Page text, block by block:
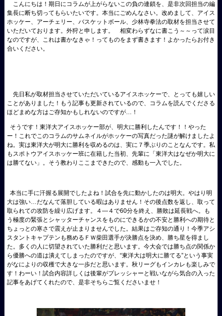
こんにちは！期日にコラムが上がらないこの負の連鎖を、是非次回担当の編
集長に断ち切ってもらいたいです。本当にごめんなさい。改めまして、アイス
ホッケー、アーチェリー、バスケットボール、少林寺拳法の取材を担当させて
いただいております。外狩と申します。 相変わらずなに書こう～～って涙目
なのですが、これは書かなきゃ！ってものをまず書きます！よかったらお付き
合いください。
先日私が取材担当させていただいているアイスホッケーで、とっても嬉しい
ことがありました！もう記事も更新されているので、コラムを読んでくださる
ほどまめな方はご存知かもしれないのですが…！
そうです！東洋大アイスホッケー部が、明大に勝利したんです！！やった
ー！これでこのコラムのサムネイルがホッケーの写真だった謎が解けましたよ
ね。実は東洋大が明大に勝利を収めるのは、実に７季ぶりのことなんです。私
もスポトウアイスホッケー班に在籍した当初、先輩に「東洋大はなぜか明大に
は勝てない」。そう教わりここまできたので、感動も一入でした。
本当に手に汗握る展開でしたよね！試合を先に動かしたのは明大。やはり明
大は強い…だなんて落胆している暇はありません！その後点数を返し、取って
取られての攻防を繰り広げます。４―４で60分を終え、勝敗は延長戦へ。も
う極度の緊張とシャッターチャンスをものにできるかの不安と勝利への期待と
ちょっとの寒さで震えが止まりませんでした。結果はご存知の通り！今季アシ
スタントキャプテンも務めるＦＷ柴田選手が決勝点を決め、勝ち星を得まし
た。多くの人に切望されていた勝利だと思います。今大会では勝ち点の関係か
ら優勝への道は潰えてしまったのですが、“東洋大は明大に勝てる”という事実
がなによりの収穫で大きな一歩だと思います。秋リーグもインカレも楽しみで
す！わーい！試合内容詳しくは後輩がプレッシャーと戦いながら気合の入った
記事をあげてくれたので、是非そちらご覧くださいませ！